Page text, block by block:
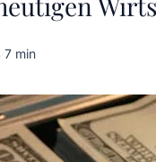
·7 min